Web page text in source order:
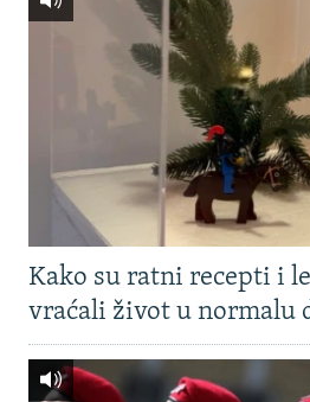
Kako su ratni recepti i
vraćali život u normalu